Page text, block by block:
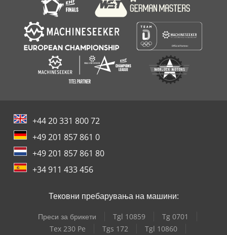
+44 20 331 800 72
+49 201 857 861 0
+49 201 857 861 80
+34 911 433 456
Тековни пребарувања на машини:
Преси за брикети Tgl 10859
Tg 0701
Tex 230 Pe
Tgs 172
Tgl 10860